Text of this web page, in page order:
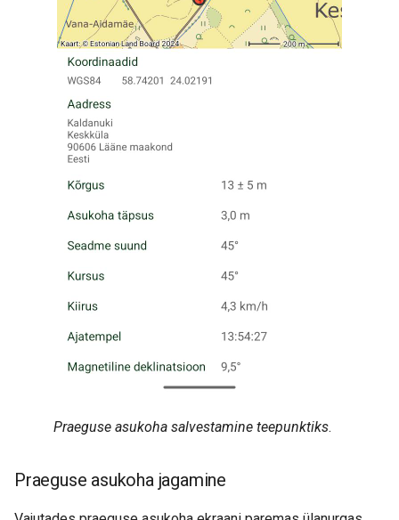
Praeguse asukoha salvestamine teepunktiks.
Praeguse asukoha jagamine